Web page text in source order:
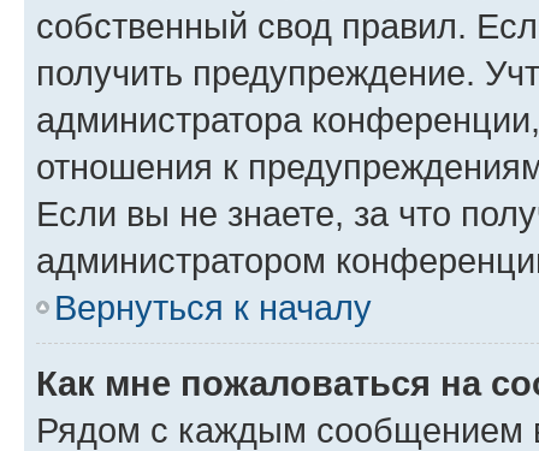
собственный свод правил.
получить предупреждение.
администратора
отношения к
Если вы не знаете, за что
администратором
Вернуться к началу
Как мне пожаловаться на
Рядом с каждым сообщением